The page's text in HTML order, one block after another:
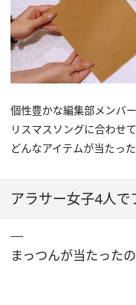
個性豊かな編集部メンバ
リスマスソングに合わせ
どんなアイテムが当たっ
アラサー女子4人
まっつんが当たった